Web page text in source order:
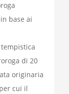
base ai
di 20
originaria
cui il